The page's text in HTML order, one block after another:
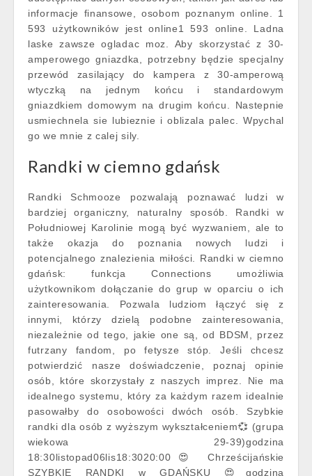
informacje finansowe, osobom poznanym online. 1
593 użytkowników jest online1 593 online. Ladna
laske zawsze ogladac moz. Aby skorzystać z 30-
amperowego gniazdka, potrzebny będzie specjalny
przewód zasilający do kampera z 30-amperową
wtyczką na jednym końcu i standardowym
gniazdkiem domowym na drugim końcu. Nastepnie
usmiechnela sie lubieznie i oblizala palec. Wpychal
go we mnie z calej sily.
Randki w ciemno gdańsk
Randki Schmooze pozwalają poznawać ludzi w
bardziej organiczny, naturalny sposób. Randki w
Południowej Karolinie mogą być wyzwaniem, ale to
także okazja do poznania nowych ludzi i
potencjalnego znalezienia miłości. Randki w ciemno
gdańsk: funkcja Connections umożliwia
użytkownikom dołączanie do grup w oparciu o ich
zainteresowania. Pozwala ludziom łączyć się z
innymi, którzy dzielą podobne zainteresowania,
niezależnie od tego, jakie one są, od BDSM, przez
futrzany fandom, po fetysze stóp. Jeśli chcesz
potwierdzić nasze doświadczenie, poznaj opinie
osób, które skorzystały z naszych imprez. Nie ma
idealnego systemu, który za każdym razem idealnie
pasowałby do osobowości dwóch osób. Szybkie
randki dla osób z wyższym wykształceniem💞 (grupa
wiekowa 29-39)godzina
18:30listopad06lis18:3020:00😍 Chrześcijańskie
SZYBKIE RANDKI w GDAŃSKU 😍godzina